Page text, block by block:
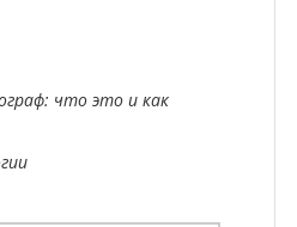
что это и как